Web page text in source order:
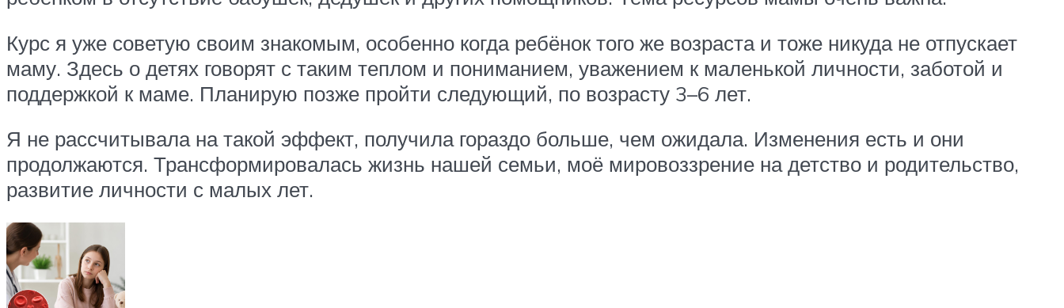
Курс я уже советую своим знакомым, особенно когда ребёнок того же возраста и тоже никуда не отпускает
маму. Здесь о детях говорят с таким теплом и пониманием, уважением к маленькой личности, заботой и
поддержкой к маме. Планирую позже пройти следующий, по возрасту 3–6 лет.
Я не рассчитывала на такой эффект, получила гораздо больше, чем ожидала. Изменения есть и они
продолжаются. Трансформировалась жизнь нашей семьи, моё мировоззрение на детство и родительство,
развитие личности с малых лет.